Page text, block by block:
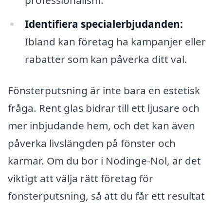
Identifiera specialerbjudanden:
Ibland kan företag ha kampanjer eller
rabatter som kan påverka ditt val.
Fönsterputsning är inte bara en estetisk
fråga. Rent glas bidrar till ett ljusare och
mer inbjudande hem, och det kan även
påverka livslängden på fönster och
karmar. Om du bor i Nödinge-Nol, är det
viktigt att välja rätt företag för
fönsterputsning, så att du får ett resultat